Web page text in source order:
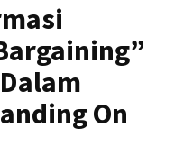
On